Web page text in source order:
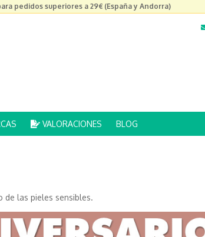
pedidos superiores a 29€ (España y Andorra)
VALORACIONES BLOG
de las pieles sensibles.